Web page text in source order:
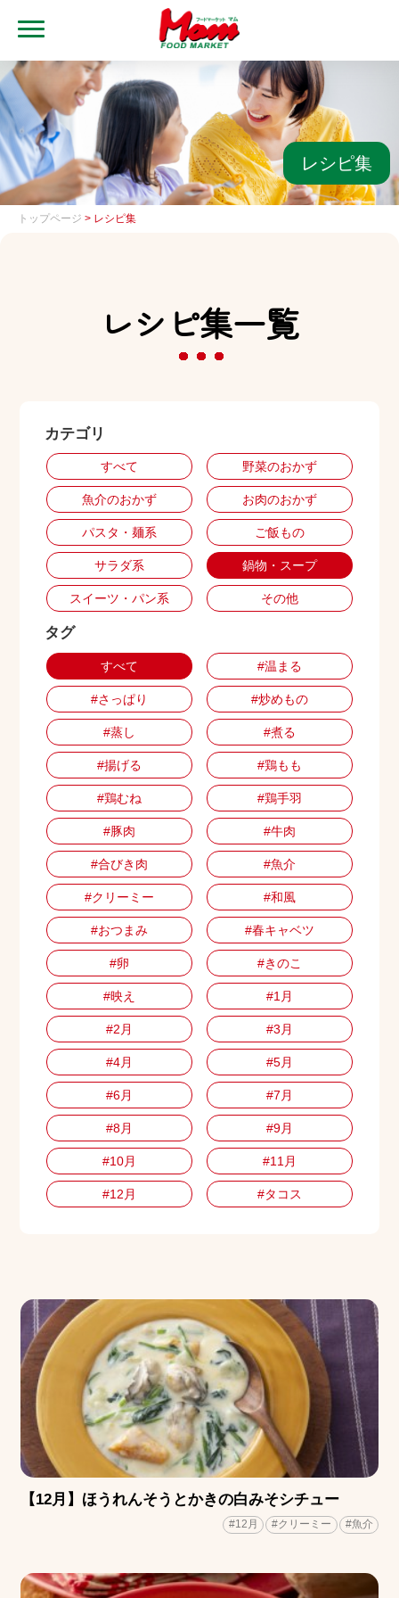
トップ
ブランド・店舗
マムアプリ
マムEdy
出店用地募集
レシピ集
トップページ > レシピ集
レシピ集一覧
カテゴリ
すべて 野菜のおかず
魚介のおかず お肉のおかず
パスタ・麺系 ご飯もの
サラダ系 鍋物・スープ
スイーツ・パン系 その他
タグ
すべて #温まる
#さっぱり #炒めもの
#蒸し #煮る
#揚げる #鶏もも
#鶏むね #鶏手羽
#豚肉 #牛肉
#合びき肉 #魚介
#クリーミー #和風
#おつまみ #春キャベツ
#卵 #きのこ
#映え #1月
#2月 #3月
#4月 #5月
#6月 #7月
#8月 #9月
#10月 #11月
#12月 #タコス
【12月】ほうれんそうとかきの白みそシチュー
#12月 #クリーミー #魚介